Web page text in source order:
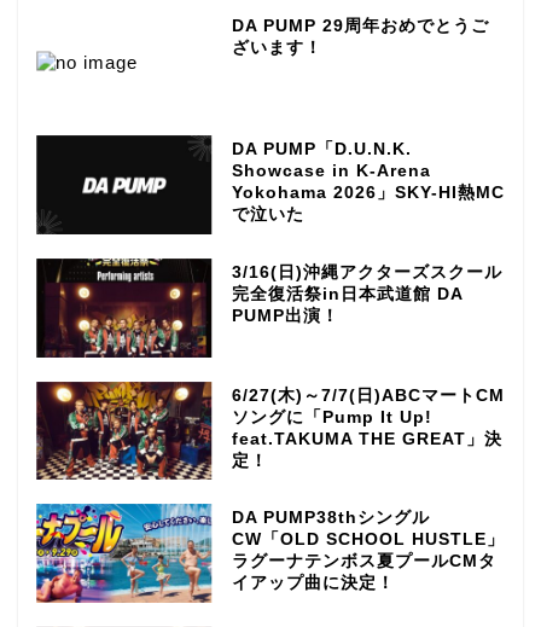
DA PUMP 29周年おめでとうご
ざいます！
DA PUMP「D.U.N.K.
Showcase in K-Arena
Yokohama 2026」SKY-HI熱MC
で泣いた
3/16(日)沖縄アクターズスクール
完全復活祭in日本武道館 DA
PUMP出演！
6/27(木)～7/7(日)ABCマートCM
ソングに「Pump It Up!
feat.TAKUMA THE GREAT」決
定！
DA PUMP38thシングル
CW「OLD SCHOOL HUSTLE」
ラグーナテンボス夏プールCMタ
イアップ曲に決定！